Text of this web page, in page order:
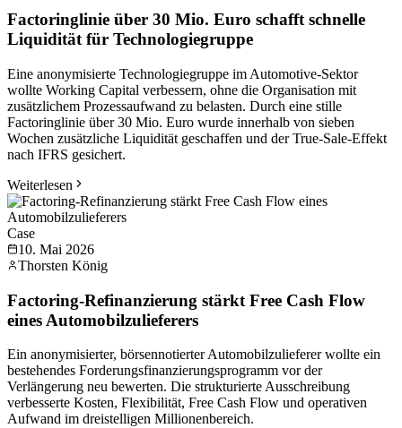
Factoringlinie über 30 Mio. Euro schafft schnelle
Liquidität für Technologiegruppe
Eine anonymisierte Technologiegruppe im Automotive-Sektor
wollte Working Capital verbessern, ohne die Organisation mit
zusätzlichem Prozessaufwand zu belasten. Durch eine stille
Factoringlinie über 30 Mio. Euro wurde innerhalb von sieben
Wochen zusätzliche Liquidität geschaffen und der True-Sale-Effekt
nach IFRS gesichert.
Weiterlesen
Case
10. Mai 2026
Thorsten König
Factoring-Refinanzierung stärkt Free Cash Flow
eines Automobilzulieferers
Ein anonymisierter, börsennotierter Automobilzulieferer wollte ein
bestehendes Forderungsfinanzierungsprogramm vor der
Verlängerung neu bewerten. Die strukturierte Ausschreibung
verbesserte Kosten, Flexibilität, Free Cash Flow und operativen
Aufwand im dreistelligen Millionenbereich.